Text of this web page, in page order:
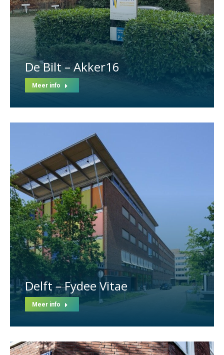
De Bilt – Akker16
Meer info
Delft – Fydee Vitae
Meer info